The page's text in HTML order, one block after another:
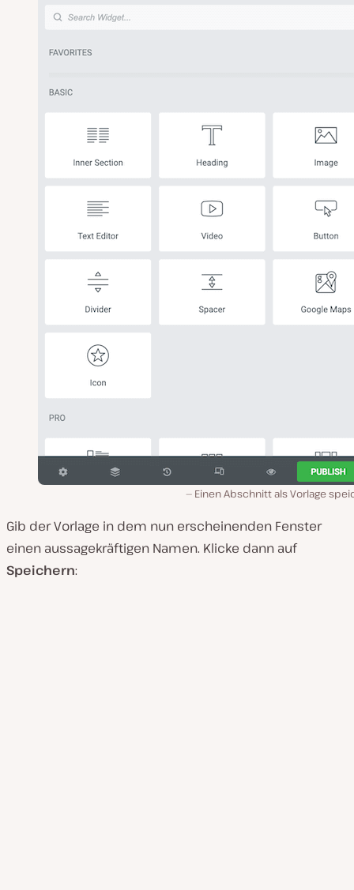
Einen Abschnitt als Vorlage
Gib der Vorlage in dem nun erscheinenden Fenster
einen aussagekräftigen Namen. Klicke dann auf
Speichern: